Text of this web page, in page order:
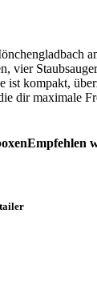
vier
ist kompakt,
dir maximale